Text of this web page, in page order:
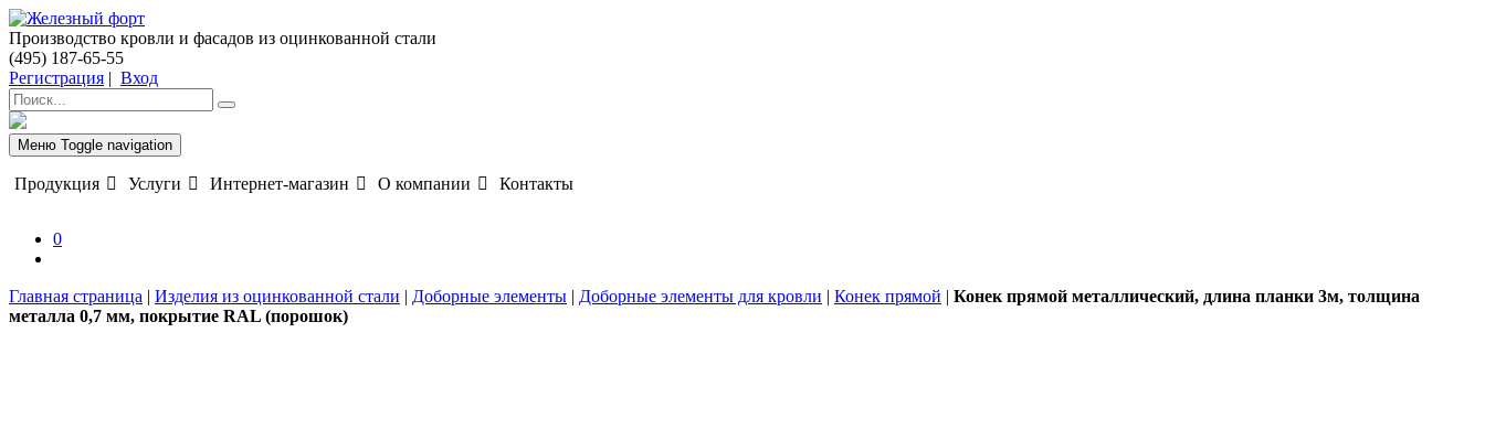
Производство кровли и фасадов из оцинкованной стали
(495) 187-65-55
Регистрация | Вход
Меню Toggle navigation
Продукция Услуги Интернет-магазин О компании Контакты
0
Главная страница | Изделия из оцинкованной стали | Доборные элементы | Доборные элементы для кровли | Конек прямой | Конек прямой металлический, длина планки 3м, толщина
металла 0,7 мм, покрытие RAL (порошок)